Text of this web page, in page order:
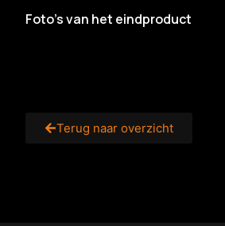
Foto’s van het eindproduct
Terug naar overzicht